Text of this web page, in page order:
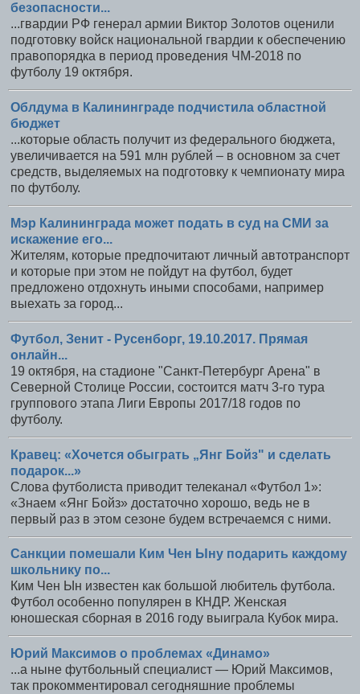
безопасности...
...гвардии РФ генерал армии Виктор Золотов оценили
подготовку войск национальной гвардии к обеспечению
правопорядка в период проведения ЧМ-2018 по
футболу 19 октября.
Облдума в Калининграде подчистила областной
бюджет
...которые область получит из федерального бюджета,
увеличивается на 591 млн рублей – в основном за счет
средств, выделяемых на подготовку к чемпионату мира
по футболу.
Мэр Калининграда может подать в суд на СМИ за
искажение его...
Жителям, которые предпочитают личный автотранспорт
и которые при этом не пойдут на футбол, будет
предложено отдохнуть иными способами, например
выехать за город...
Футбол, Зенит - Русенборг, 19.10.2017. Прямая
онлайн...
19 октября, на стадионе "Санкт-Петербург Арена" в
Северной Столице России, состоится матч 3-го тура
группового этапа Лиги Европы 2017/18 годов по
футболу.
Кравец: «Хочется обыграть „Янг Бойз" и сделать
подарок...»
Слова футболиста приводит телеканал «Футбол 1»:
«Знаем «Янг Бойз» достаточно хорошо, ведь не в
первый раз в этом сезоне будем встречаемся с ними.
Санкции помешали Ким Чен Ыну подарить каждому
школьнику по...
Ким Чен Ын известен как большой любитель футбола.
Футбол особенно популярен в КНДР. Женская
юношеская сборная в 2016 году выиграла Кубок мира.
Юрий Максимов о проблемах «Динамо»
...а ныне футбольный специалист — Юрий Максимов,
так прокомментировал сегодняшние проблемы